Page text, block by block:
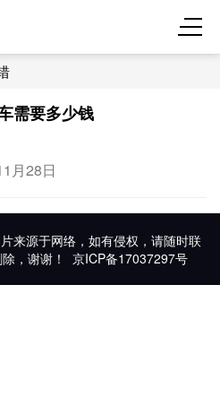
需要多少钱
月28日
来源于网络，如有侵权，请随时联
，谢谢！ 京ICP备17037297号